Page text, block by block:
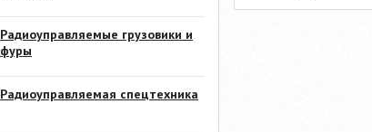
Радиоуправляемые грузовики и
фуры
Радиоуправляемая спецтехника